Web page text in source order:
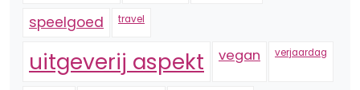
speelgoed travel
uitgeverij aspekt vegan verjaardag